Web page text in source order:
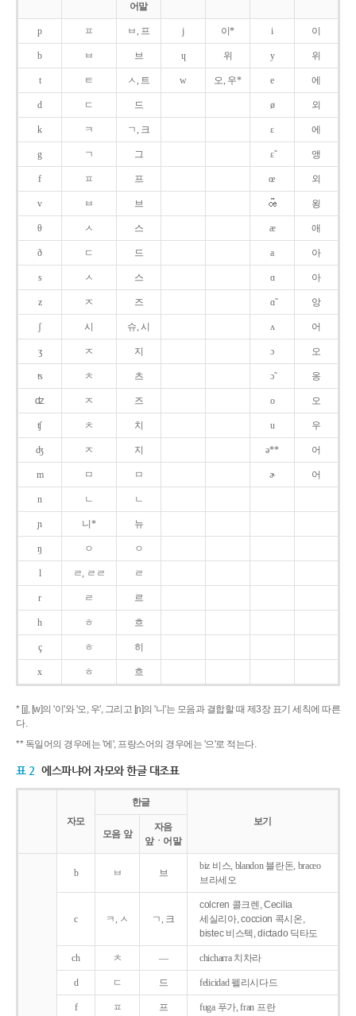
어말
p ㅍ ㅂ, 프 j 이* i 이
b ㅂ 브 ɥ 위 y 위
t ㅌ ㅅ, 트 w 오, 우* e 에
d ㄷ 드 ø 외
k ㅋ ㄱ, 크 ɛ 에
g ㄱ 그 ɛ̃ 앵
f ㅍ 프 œ 외
v ㅂ 브 욍
θ ㅅ 스 æ 애
ð ㄷ 드 a 아
s ㅅ 스 ɑ 아
z ㅈ 즈 ɑ̃ 앙
ʃ 시 슈, 시 ʌ 어
ʒ ㅈ 지 ɔ 오
ʦ ㅊ 츠 ɔ̃ 옹
ʣ ㅈ 즈 o 오
ʧ ㅊ 치 u 우
ʤ ㅈ 지 ə** 어
m ㅁ ㅁ ɚ 어
n ㄴ ㄴ
ɲ 니* 뉴
ŋ ㅇ ㅇ
l ㄹ, ㄹㄹ ㄹ
r ㄹ 르
h ㅎ 흐
ç ㅎ 히
x ㅎ 흐
* [j], [w]의 '이'와 '오, 우', 그리고 [ɲ]의 '니'는 모음과 결합할 때 제3장 표기 세칙에 따른
다.
** 독일어의 경우에는 '에', 프랑스어의 경우에는 '으'로 적는다.
표 2 에스파냐어 자모와 한글 대조표
자모
한글
보기
모음 앞
자음
앞ㆍ어말
b ㅂ 브
biz 비스, blandon 블란돈, braceo
브라세오
c ㅋ, ㅅ ㄱ, 크
colcren 콜크렌, Cecilia
세실리아, coccion 콕시온,
bistec 비스텍, dictado 딕타도
ch ㅊ ― chicharra 치차라
d ㄷ 드 felicidad 펠리시다드
f ㅍ 프 fuga 푸가, fran 프란